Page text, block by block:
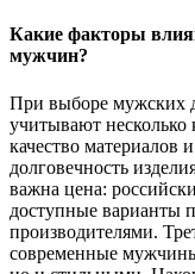
Какие факторы
мужчин?
При выборе мужских
учитывают
качество материалов
долговечность
важна цена:
доступные варианты
производителями.
современные